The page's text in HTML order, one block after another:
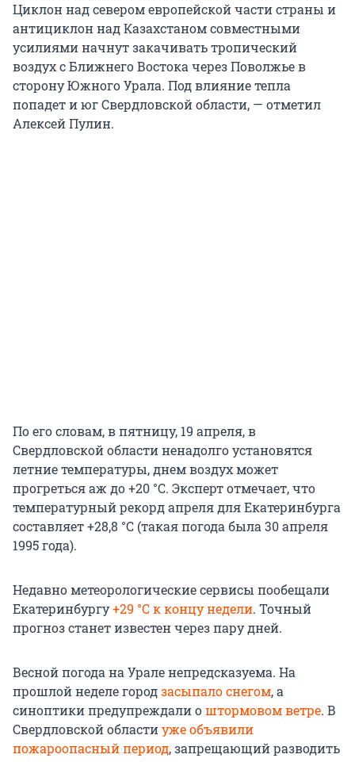
Циклон над севером европейской части страны и
антициклон над Казахстаном совместными
усилиями начнут закачивать тропический
воздух с Ближнего Востока через Поволжье в
сторону Южного Урала. Под влияние тепла
попадет и юг Свердловской области, — отметил
Алексей Пулин.
По его словам, в пятницу, 19 апреля, в
Свердловской области ненадолго установятся
летние температуры, днем воздух может
прогреться аж до +20 °С. Эксперт отмечает, что
температурный рекорд апреля для Екатеринбурга
составляет +28,8 °С (такая погода была 30 апреля
1995 года).
Недавно метеорологические сервисы пообещали
Екатеринбургу+29 °С к концу недели. Точный
прогноз станет известен через пару дней.
Весной погода на Урале непредсказуема. На
прошлой неделе городзасыпало снегом, а
синоптики предупреждали оштормовом ветре. В
Свердловской областиуже объявили
пожароопасный период, запрещающий разводить